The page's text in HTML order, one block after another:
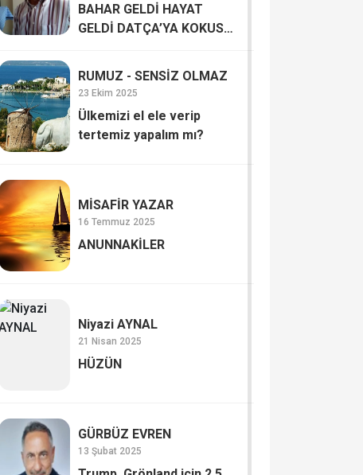
BAHAR GELDİ HAYAT
GELDİ DATÇA’YA KOKUSU
RUMUZ - SENSİZ OLMAZ
23 Ekim 2025
Ülkemizi el ele verip
tertemiz yapalım mı?
MİSAFİR YAZAR
16 Temmuz 2025
ANUNNAKİLER
Niyazi AYNAL
21 Nisan 2025
HÜZÜN
GÜRBÜZ EVREN
13 Şubat 2025